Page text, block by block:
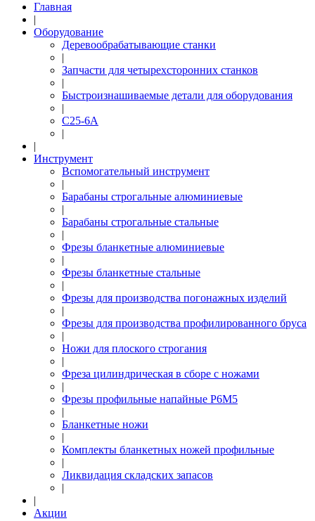
Главная
|
Оборудование
Деревообрабатывающие станки
|
Запчасти для четырехсторонних станков
|
Быстроизнашиваемые детали для оборудования
|
С25-6А
|
|
Инструмент
Вспомогательный инструмент
|
Барабаны строгальные алюминиевые
|
Барабаны строгальные стальные
|
Фрезы бланкетные алюминиевые
|
Фрезы бланкетные стальные
|
Фрезы для производства погонажных изделий
|
Фрезы для производства профилированного бруса
|
Ножи для плоского строгания
|
Фреза цилиндрическая в сборе с ножами
|
Фрезы профильные напайные Р6М5
|
Бланкетные ножи
|
Комплекты бланкетных ножей профильные
|
Ликвидация складских запасов
|
|
Акции